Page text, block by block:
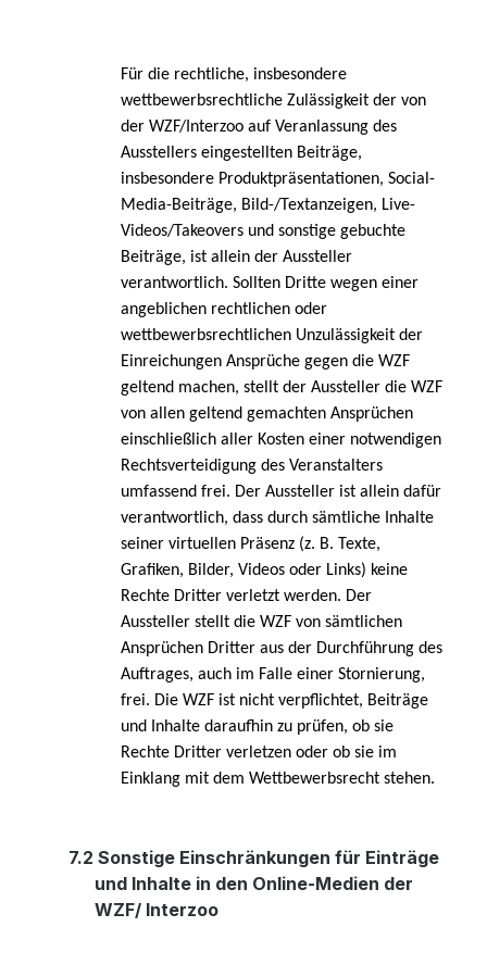
Für die rechtliche, insbesondere
wettbewerbsrechtliche Zulässigkeit der von
der WZF/Interzoo auf Veranlassung des
Ausstellers eingestellten Beiträge,
insbesondere Produktpräsentationen, Social-
Media-Beiträge, Bild-/Textanzeigen, Live-
Videos/Takeovers und sonstige gebuchte
Beiträge, ist allein der Aussteller
verantwortlich. Sollten Dritte wegen einer
angeblichen rechtlichen oder
wettbewerbsrechtlichen Unzulässigkeit der
Einreichungen Ansprüche gegen die WZF
geltend machen, stellt der Aussteller die WZF
von allen geltend gemachten Ansprüchen
einschließlich aller Kosten einer notwendigen
Rechtsverteidigung des Veranstalters
umfassend frei. Der Aussteller ist allein dafür
verantwortlich, dass durch sämtliche Inhalte
seiner virtuellen Präsenz (z. B. Texte,
Grafiken, Bilder, Videos oder Links) keine
Rechte Dritter verletzt werden. Der
Aussteller stellt die WZF von sämtlichen
Ansprüchen Dritter aus der Durchführung des
Auftrages, auch im Falle einer Stornierung,
frei. Die WZF ist nicht verpflichtet, Beiträge
und Inhalte daraufhin zu prüfen, ob sie
Rechte Dritter verletzen oder ob sie im
Einklang mit dem Wettbewerbsrecht stehen.
7.2 Sonstige Einschränkungen für Einträge
und Inhalte in den Online-Medien der
WZF/ Interzoo